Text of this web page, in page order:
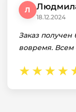
Л
18.12.2024
Заказ
вовремя. Всем